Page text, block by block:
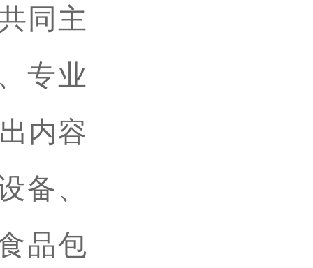
同主
专业
内容
备、
品包